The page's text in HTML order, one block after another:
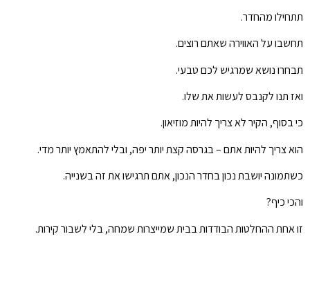
תתחילו מהחדר.
תחשבו על האווירה שאתם רוצים.
תבחרו נושא שמרגיש לכם טבעי.
ואז תנו לקנבס לעשות את שלו.
כי בסוף, הקיר לא צריך להיות מוזיאון.
הוא צריך להיות אתם – בגרסה קצת יותר יפה, ובלי להתאמץ יותר מדי.
כשתמונה יושבת נכון בחדר הנכון, אתם תרגישו את זה בשנייה.
והכי כיף?
זו אחת ההחלטות הבודדות בבית שמייצרות שמחה, בלי לשבור קירות.